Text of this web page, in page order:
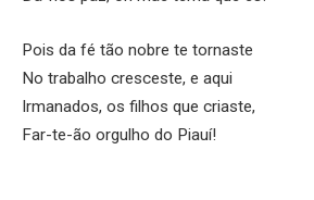
Pois da fé tão nobre te tornaste
No trabalho cresceste, e aqui
Irmanados, os filhos que criaste,
Far-te-ão orgulho do Piauí!